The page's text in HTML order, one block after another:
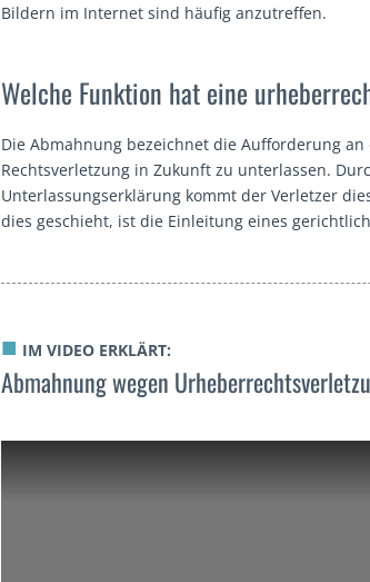
Bildern im Internet sind häufig anzutreffen.
Welche Funktion hat eine
Die Abmahnung bezeichnet die Aufforderung
Rechtsverletzung in Zukunft zu unterlassen.
Unterlassungserklärung kommt der Verletzer
dies geschieht, ist die Einleitung eines
■ IM VIDEO ERKLÄRT:
Abmahnung wegen